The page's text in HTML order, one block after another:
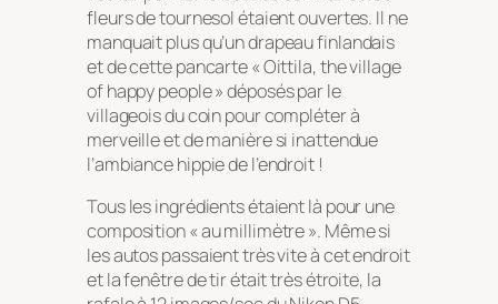
fleurs de tournesol étaient ouvertes. Il ne
manquait plus qu’un drapeau finlandais
et de cette pancarte « Oittila, the village
of happy people » déposés par le
villageois du coin pour compléter à
merveille et de manière si inattendue
l’ambiance hippie de l’endroit !
Tous les ingrédients étaient là pour une
composition « au millimètre ». Même si
les autos passaient très vite à cet endroit
et la fenêtre de tir était très étroite, la